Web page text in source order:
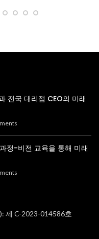
전국 대리점 CEO의 미래
정-비전 교육을 통해 미래
제 C-2023-014586호